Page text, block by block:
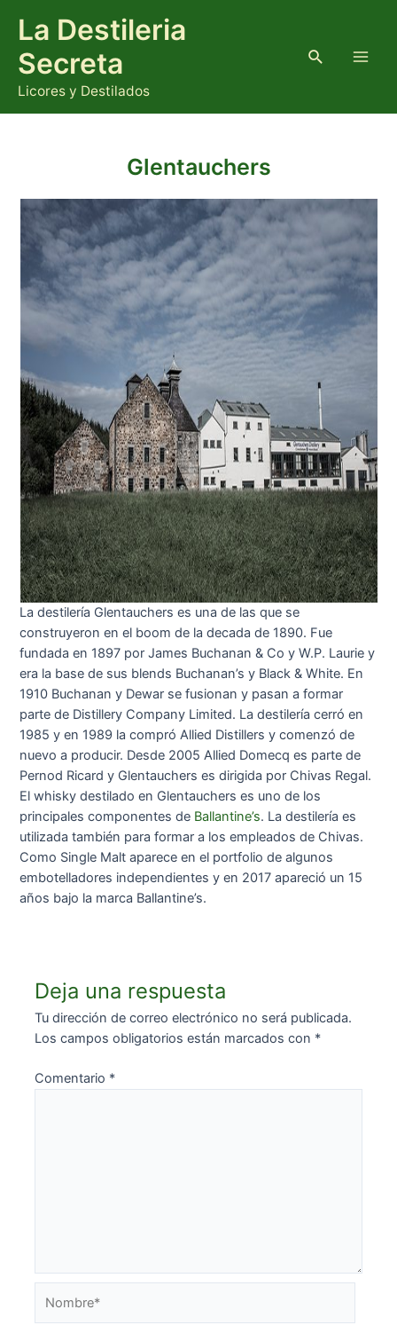
contenido
La Destileria
Secreta
Licores y Destilados
Buscar
Glentauchers
La destilería Glentauchers es una de las que se
construyeron en el boom de la decada de 1890. Fue
fundada en 1897 por James Buchanan & Co y W.P. Laurie y
era la base de sus blends Buchanan’s y Black & White. En
1910 Buchanan y Dewar se fusionan y pasan a formar
parte de Distillery Company Limited. La destilería cerró en
1985 y en 1989 la compró Allied Distillers y comenzó de
nuevo a producir. Desde 2005 Allied Domecq es parte de
Pernod Ricard y Glentauchers es dirigida por Chivas Regal.
El whisky destilado en Glentauchers es uno de los
principales componentes de Ballantine’s. La destilería es
utilizada también para formar a los empleados de Chivas.
Como Single Malt aparece en el portfolio de algunos
embotelladores independientes y en 2017 apareció un 15
años bajo la marca Ballantine’s.
Deja una respuesta
Tu dirección de correo electrónico no será publicada.
Los campos obligatorios están marcados con *
Comentario *